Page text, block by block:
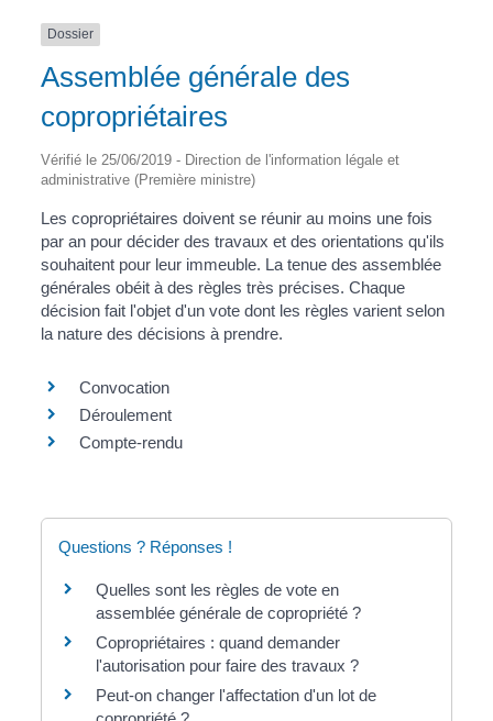
Dossier
Assemblée générale des
copropriétaires
Vérifié le 25/06/2019 - Direction de l'information légale et
administrative (Première ministre)
Les copropriétaires doivent se réunir au moins une fois
par an pour décider des travaux et des orientations qu'ils
souhaitent pour leur immeuble. La tenue des assemblée
générales obéit à des règles très précises. Chaque
décision fait l'objet d'un vote dont les règles varient selon
la nature des décisions à prendre.
Convocation
Déroulement
Compte-rendu
Questions ? Réponses !
Quelles sont les règles de vote en
assemblée générale de copropriété ?
Copropriétaires : quand demander
l'autorisation pour faire des travaux ?
Peut-on changer l'affectation d'un lot de